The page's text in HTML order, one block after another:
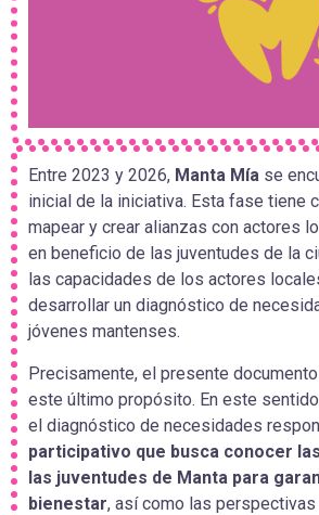
Entre 2023 y 2026, Manta Mía se
inicial de la iniciativa. Esta fase tiene
mapear y crear alianzas con actores
en beneficio de las juventudes de la
las capacidades de los actores
desarrollar un diagnóstico de
jóvenes mantenses.
Precisamente, el presente
este último propósito. En este
el diagnóstico de necesidades
participativo que busca conocer
las juventudes de Manta para
bienestar, así como las